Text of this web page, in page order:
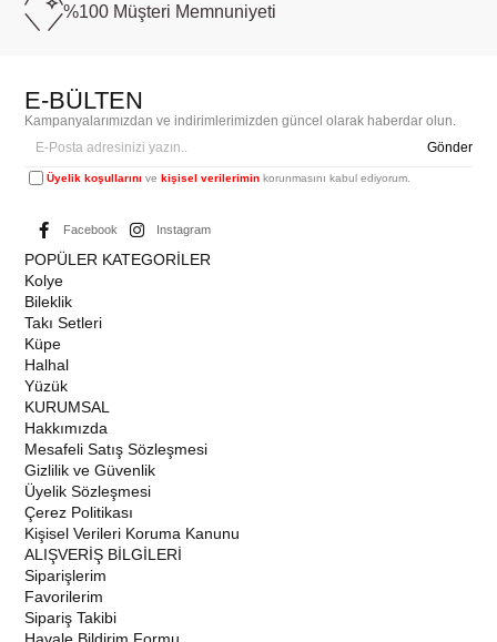
%100 Müşteri Memnuniyeti
E-BÜLTEN
Kampanyalarımızdan ve indirimlerimizden güncel olarak haberdar olun.
Gönder
Üyelik koşullarını vekişisel verilerimin korunmasını kabul ediyorum.
Facebook Instagram
POPÜLER KATEGORİLER
Kolye
Bileklik
Takı Setleri
Küpe
Halhal
Yüzük
KURUMSAL
Hakkımızda
Mesafeli Satış Sözleşmesi
Gizlilik ve Güvenlik
Üyelik Sözleşmesi
Çerez Politikası
Kişisel Verileri Koruma Kanunu
ALIŞVERİŞ BİLGİLERİ
Siparişlerim
Favorilerim
Sipariş Takibi
Havale Bildirim Formu